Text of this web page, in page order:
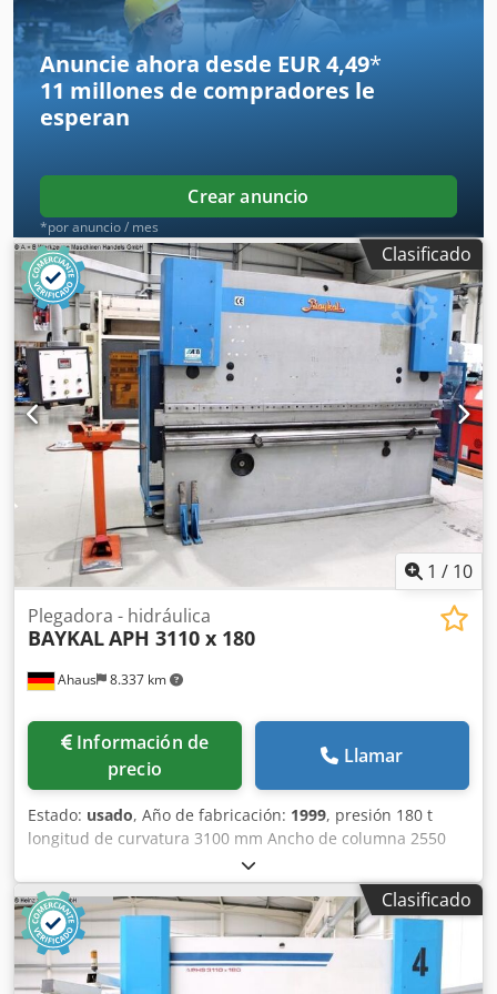
Anuncie ahora desde EUR 4,49*
11 millones de compradores le
esperan
Crear anuncio
*por anuncio / mes
Clasificado
1 / 10
Ahaus 8.337 km
Plegadora - hidráulica
BAYKALAPH 3110 x 180
Información de
precio
Llamar
Estado: usado, Año de fabricación: 1999, presión 180 t
longitud de curvatura 3100 mm Ancho de columna 2550
mm proyección 310 mm carrera 200 mm Velocidad de
avance 80,0 mm/seg Velocidad de trabajo 10,0 mm/seg.
Velocidad de retracción 58,0 mm/seg. Altura de instalación
385 mm Ancho de mesa 240 mm Altura de trabajo 885 /
1050 mm Capacidad de aceite 180 litros Dodpoxab Erjfx
Alweck Requerimiento total de potencia 15,0 kW Peso de la
Clasificado